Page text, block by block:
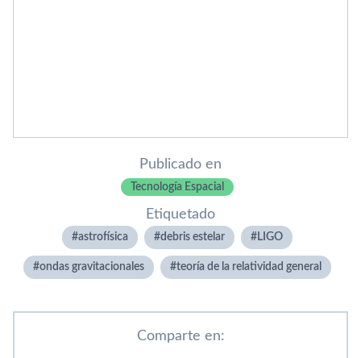
Publicado en
Tecnología Espacial
Etiquetado
astrofísica debris estelar LIGO
ondas gravitacionales teoría de la relatividad general
Comparte en: